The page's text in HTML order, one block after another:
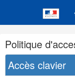
Navigation
et
outils
annexes
Politique
Accès clavier